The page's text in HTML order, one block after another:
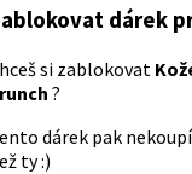
dárek
si zablokovat
?
dárek pak
ty :)